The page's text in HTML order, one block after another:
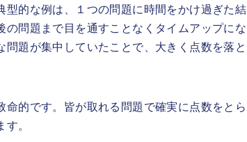
的な例は、１つの問題に時間をかけ過ぎた結
問題まで目を通すことなくタイムアップにな
題が集中していたことで、大きく点数を落と
的です。皆が取れる問題で確実に点数をとら
。